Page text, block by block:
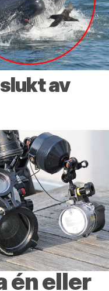
av
én eller